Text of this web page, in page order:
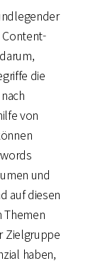
die
von
und
auf diesen
Themen
Zielgruppe
haben,